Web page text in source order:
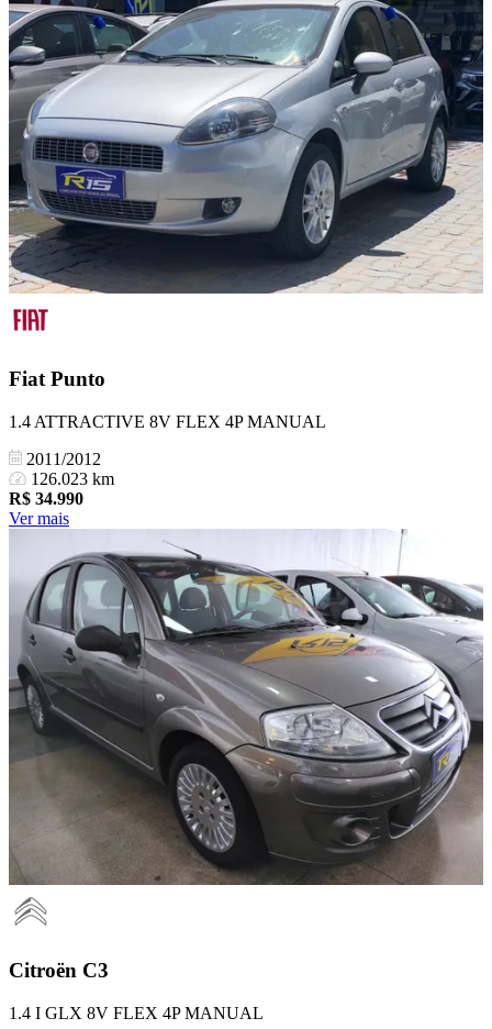
Fiat Punto
1.4 ATTRACTIVE 8V FLEX 4P MANUAL
2011/2012
126.023 km
R$ 34.990
Ver mais
Citroën C3
1.4 I GLX 8V FLEX 4P MANUAL